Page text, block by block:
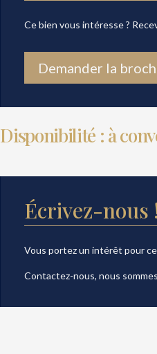
Ce bien vous intéresse ?
Demander la
Disponibilité : à
Écrivez-nous !
Vous portez un intérêt pour
Contactez-nous, nous